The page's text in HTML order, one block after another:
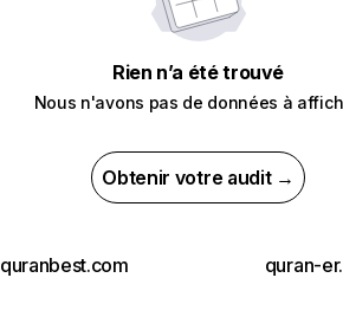
Rien n’a été trouvé
Nous n'avons pas de données à
Obtenir votre audit →
quranbest.com quran-